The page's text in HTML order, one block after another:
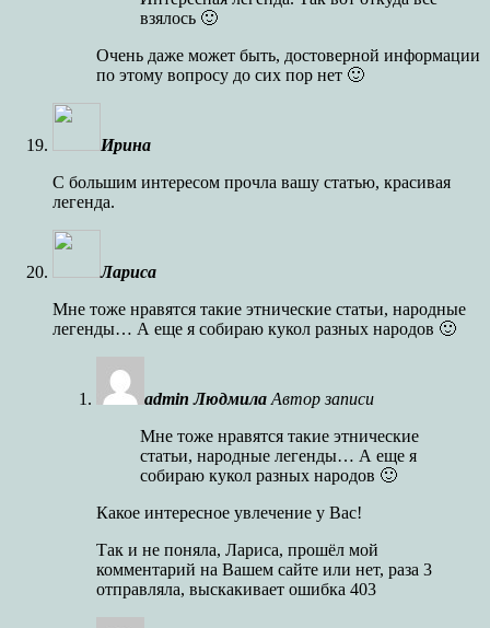
взялось 🙂
Очень даже может быть, достоверной информации
по этому вопросу до сих пор нет 🙂
Ирина
С большим интересом прочла вашу статью, красивая
легенда.
Лариса
Мне тоже нравятся такие этнические статьи, народные
легенды… А еще я собираю кукол разных народов 🙂
admin Людмила Автор записи
Мне тоже нравятся такие этнические
статьи, народные легенды… А еще я
собираю кукол разных народов 🙂
Какое интересное увлечение у Вас!
Так и не поняла, Лариса, прошёл мой
комментарий на Вашем сайте или нет, раза 3
отправляла, выскакивает ошибка 403